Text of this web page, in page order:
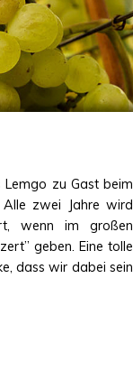
zu Gast beim
Alle zwei Jahre wird
wenn im großen
geben. Eine tolle
dass wir dabei sein